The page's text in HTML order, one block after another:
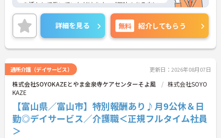
を活かして働いていただけます。ご興味のある方に
は、面接対策ポイント等、さらに詳細をお話ししま
すのでお気軽にご相談ください！
詳細を見る 無料 紹介してもらう
通所介護（デイサービス） 更新日：2026年08月07日
株式会社SOYOKAZEとやま金泉寺ケアセンターそよ風
株式会社SOYO
KAZE
【富山県／富山市】特別報酬あり♪月9公休＆日
勤◎デイサービス／介護職＜正規フルタイム社員
＞